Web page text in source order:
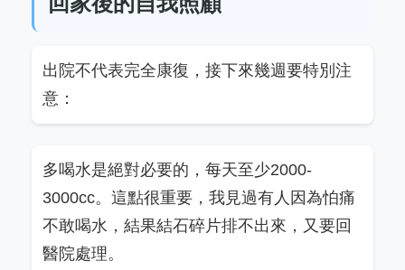
出院不代表完全康復，接下來幾週要特別注
意：
多喝水是絕對必要的，每天至少2000-
3000cc。這點很重要，我見過有人因為怕痛
不敢喝水，結果結石碎片排不出來，又要回
醫院處理。